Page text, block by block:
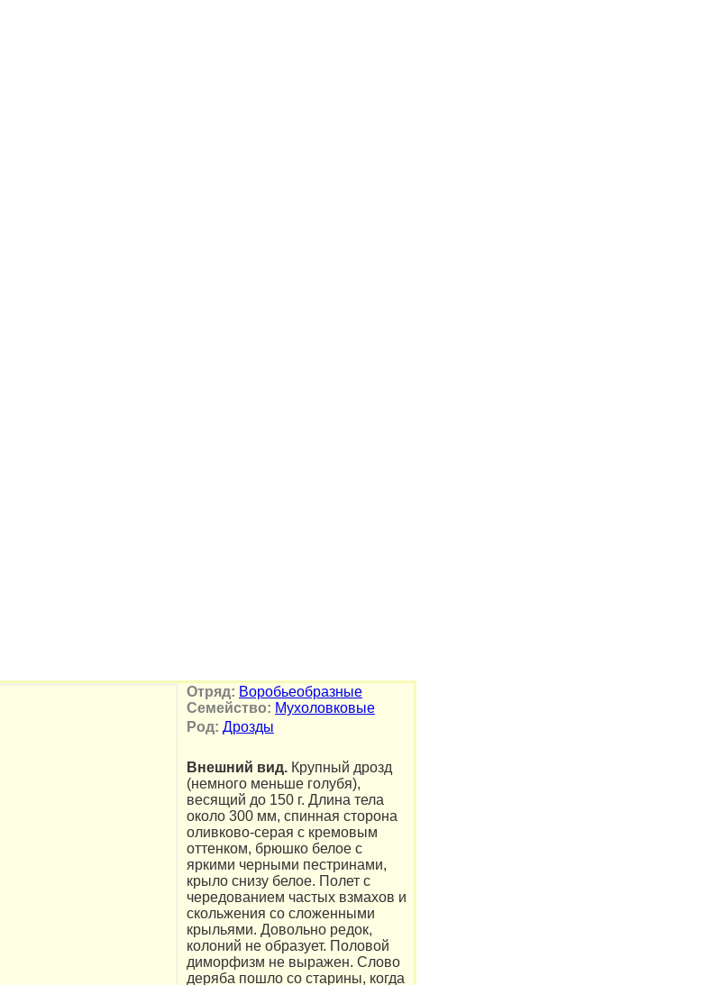
Отряд: Воробьеобразные
Семейство: Мухоловковые
Род: Дрозды
Внешний вид. Крупный дрозд
(немного меньше голубя),
весящий до 150 г. Длина тела
около 300 мм, спинная сторона
оливково-серая с кремовым
оттенком, брюшко белое с
яркими черными пестринами,
крыло снизу белое. Полет с
чередованием частых взмахов и
скольжения со сложенными
крыльями. Довольно редок,
колоний не образует. Половой
диморфизм не выражен. Слово
деряба пошло со старины, когда